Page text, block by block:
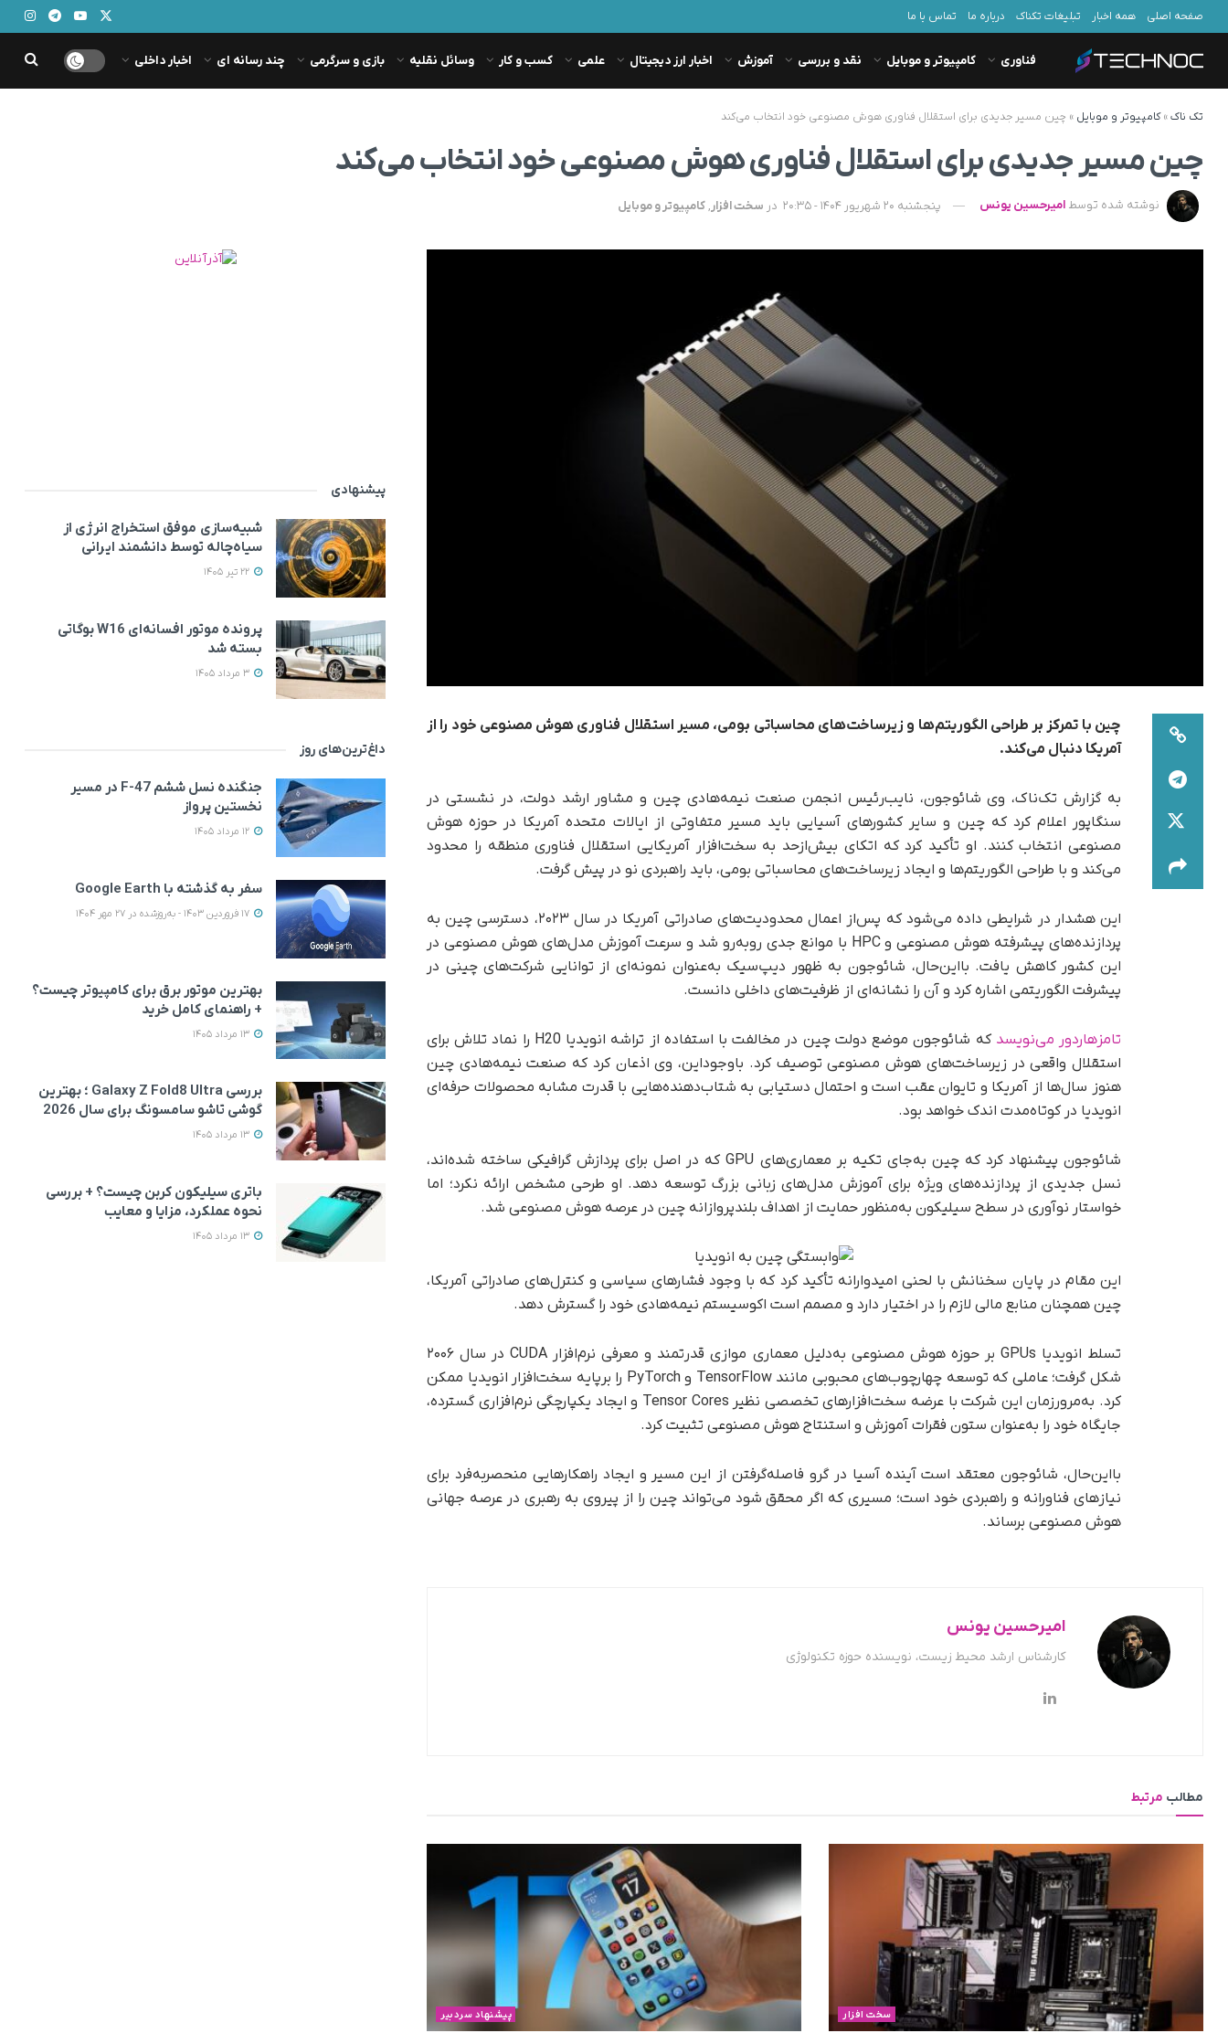
صفحه اصلی همه اخبار تبلیغات تکناک درباره ما تماس با ما
فناوری کامپیوتر و موبایل نقد و بررسی آموزش اخبار ارز دیجیتال علمی کسب و کار وسائل نقلیه بازی و سرگرمی چند رسانه ای اخبار داخلی
تک ناک»کامپیوتر و موبایل » چین مسیر جدیدی برای استقلال فناوری هوش مصنوعی خود انتخاب می‌کند
چین مسیر جدیدی برای استقلال فناوری هوش مصنوعی خود انتخاب می‌کند
نوشته شده توسط امیرحسین یونس پنجشنبه 20 شهریور 1404 - 20:35 در سخت افزار,کامپیوتر و موبایل
چین با تمرکز بر طراحی الگوریتم‌ها و زیرساخت‌های محاسباتی بومی، مسیر استقلال فناوری هوش مصنوعی خود را از
آمریکا دنبال می‌کند.
به گزارش تک‌ناک،‌ وی شائوجون، نایب‌رئیس انجمن صنعت نیمه‌هادی چین و مشاور ارشد دولت، در نشستی در
سنگاپور اعلام کرد که چین و سایر کشورهای آسیایی باید مسیر متفاوتی از ایالات متحده آمریکا در حوزه هوش
مصنوعی انتخاب کنند. او تأکید کرد که اتکای بیش‌از‌حد به سخت‌افزار آمریکایی استقلال فناوری منطقه را محدود
می‌کند و با طراحی الگوریتم‌ها و ایجاد زیرساخت‌های محاسباتی بومی، باید راهبردی نو در پیش گرفت.
این هشدار در شرایطی داده می‌شود که پس‌از اعمال محدودیت‌های صادراتی آمریکا در سال ۲۰۲۳، دسترسی چین به
پردازنده‌های پیشرفته هوش مصنوعی و HPC با موانع جدی روبه‌رو شد و سرعت آموزش مدل‌های هوش مصنوعی در
این کشور کاهش یافت. با‌این‌حال، شائوجون به ظهور دیپ‌سیک به‌عنوان نمونه‌ای از توانایی شرکت‌های چینی در
پیشرفت الگوریتمی اشاره کرد و آن را نشانه‌ای از ظرفیت‌های داخلی دانست.
تامزهاردور می‌نویسد
که شائوجون موضع دولت چین در مخالفت با استفاده از تراشه انویدیا H20 را نماد تلاش برای
استقلال واقعی در زیرساخت‌های هوش مصنوعی توصیف کرد. باوجود‌این، وی اذعان کرد که صنعت نیمه‌هادی چین
هنوز سال‌ها از آمریکا و تایوان عقب است و احتمال دستیابی به شتاب‌دهنده‌هایی با قدرت مشابه محصولات حرفه‌ای
انویدیا در کوتاه‌مدت اندک خواهد بود.
شائوجون پیشنهاد کرد که چین به‌جای تکیه بر معماری‌های GPU که در اصل برای پردازش گرافیکی ساخته شده‌اند،
نسل جدیدی از پردازنده‌های ویژه برای آموزش مدل‌های زبانی بزرگ توسعه دهد. او طرحی مشخص ارائه نکرد؛ اما
خواستار نوآوری در سطح سیلیکون به‌منظور حمایت از اهداف بلندپروازانه چین در عرصه هوش مصنوعی شد.
این مقام در پایان سخنانش با لحنی امیدوارانه تأکید کرد که با وجود فشارهای سیاسی و کنترل‌های صادراتی آمریکا،
چین همچنان منابع مالی لازم را در اختیار دارد و مصمم است اکوسیستم نیمه‌هادی خود را گسترش دهد.
تسلط انویدیا GPUs بر حوزه هوش مصنوعی به‌دلیل معماری موازی قدرتمند و معرفی نرم‌افزار CUDA در سال ۲۰۰۶
شکل گرفت؛ عاملی که توسعه چهارچوب‌های محبوبی مانند TensorFlow و PyTorch را برپایه سخت‌افزار انویدیا ممکن
کرد. به‌مرورزمان این شرکت با عرضه سخت‌افزارهای تخصصی نظیر Tensor Cores و ایجاد یکپارچگی نرم‌افزاری گسترده،
جایگاه خود را به‌عنوان ستون فقرات آموزش و استنتاج هوش مصنوعی تثبیت کرد.
با‌این‌حال، شائوجون معتقد است آینده آسیا در گرو فاصله‌گرفتن از این مسیر و ایجاد راهکارهایی منحصربه‌فرد برای
نیازهای فناورانه و راهبردی خود است؛ مسیری که اگر محقق شود می‌تواند چین را از پیروی به رهبری در عرصه جهانی
هوش مصنوعی برساند.
امیرحسین یونس
کارشناس ارشد محیط زیست، نویسنده حوزه تکنولوژی
مطالب مرتبط
سخت افزار پیشنهاد سردبیر
پیشنهادی
شبیه‌سازی موفق استخراج انرژی از
سیاه‌چاله توسط دانشمند ایرانی
پرونده موتور افسانه‌ای W16 بوگاتی
بسته شد
داغ‌ترین‌های روز
جنگنده نسل ششم F-47 در مسیر
نخستین پرواز
سفر به گذشته با Google Earth
بهترین موتور برق برای کامپیوتر چیست؟
+ راهنمای کامل خرید
بررسی Galaxy Z Fold8 Ultra ؛ بهترین
گوشی تاشو سامسونگ برای سال 2026
باتری سیلیکون کربن چیست؟ + بررسی
نحوه عملکرد، مزایا و معایب